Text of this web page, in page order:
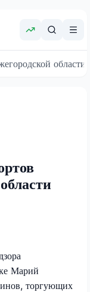
области
Марий
торгующих